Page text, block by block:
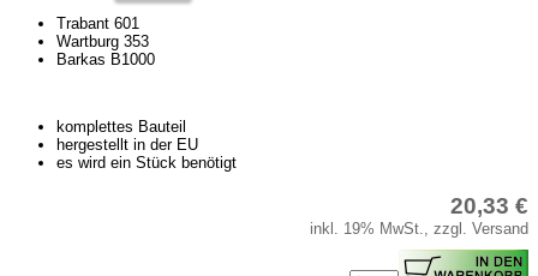
Kolben
Kupplung
Kühlsystem
Vergaser & Ansaug-System
Trabant 601
Wartburg 353
Barkas B1000
komplettes Bauteil
hergestellt in der EU
es wird ein Stück benötigt
20,33 €
inkl. 19% MwSt., zzgl. Versand